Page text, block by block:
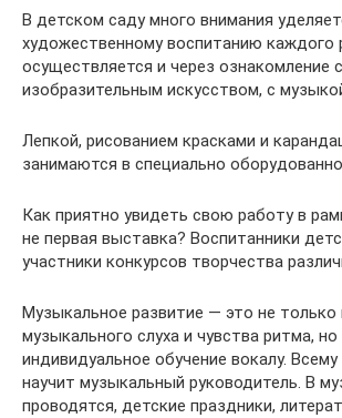
В детском саду много внимания
художественному воспитанию каждого
осуществляется и через ознакомление с
изобразительным искусством, с
Лепкой, рисованием красками и
занимаются в специально
Как приятно увидеть свою работу в
не первая выставка? Воспитанники
участники конкурсов творчества
Музыкальное развитие — это не только
музыкального слуха и чувства ритма, но
индивидуальное обучение вокалу.
научит музыкальный руководитель. В
проводятся, детские праздники,